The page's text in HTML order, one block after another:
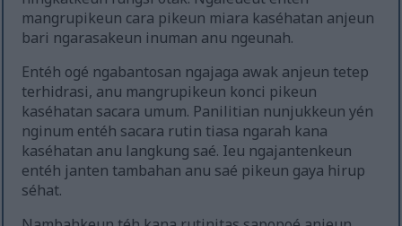
mangrupikeun cara pikeun miara kaséhatan anjeun
bari ngarasakeun inuman anu ngeunah.
Entéh ogé ngabantosan ngajaga awak anjeun tetep
terhidrasi, anu mangrupikeun konci pikeun
kaséhatan sacara umum. Panilitian nunjukkeun yén
nginum entéh sacara rutin tiasa ngarah kana
kaséhatan anu langkung saé. Ieu ngajantenkeun
entéh janten tambahan anu saé pikeun gaya hirup
séhat.